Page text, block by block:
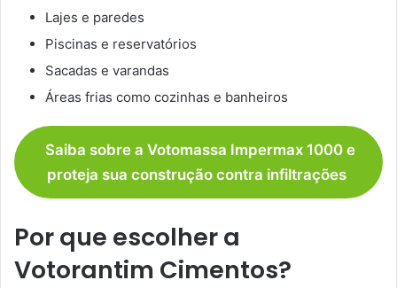
Lajes e paredes
Piscinas e reservatórios
Sacadas e varandas
Áreas frias como cozinhas e banheiros
Saiba sobre a Votomassa Impermax 1000 e
proteja sua construção contra infiltrações
Por que escolher a
Votorantim Cimentos?